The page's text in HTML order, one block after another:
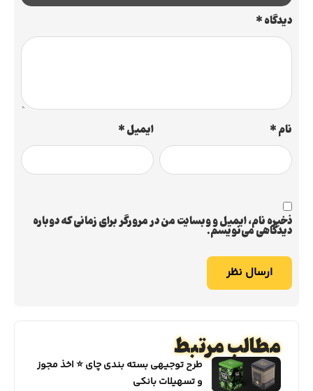
دیدگاه*
نام* ایمیل*
ذخیره نام، ایمیل و وبسایت من در مرورگر برای زمانی که دوباره
دیدگاهی می‌نویسم.
مطالب مرتبططرح توجیهی بسته بندی چای ⭐️ اخذ مجوز
و تسهیلات بانکی